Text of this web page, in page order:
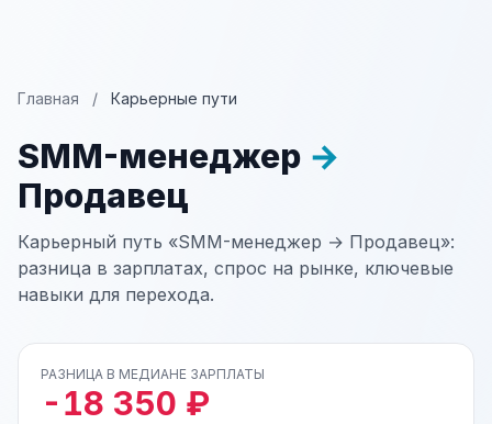
Главная / Карьерные пути
SMM-менеджер →
Продавец
Карьерный путь «SMM-менеджер → Продавец»:
разница в зарплатах, спрос на рынке, ключевые
навыки для перехода.
РАЗНИЦА В МЕДИАНЕ ЗАРПЛАТЫ
-18 350 ₽